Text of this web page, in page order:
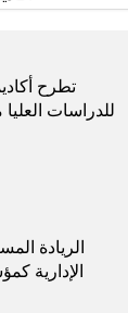
تطرح
للدراسات
الريادة
الإدارية